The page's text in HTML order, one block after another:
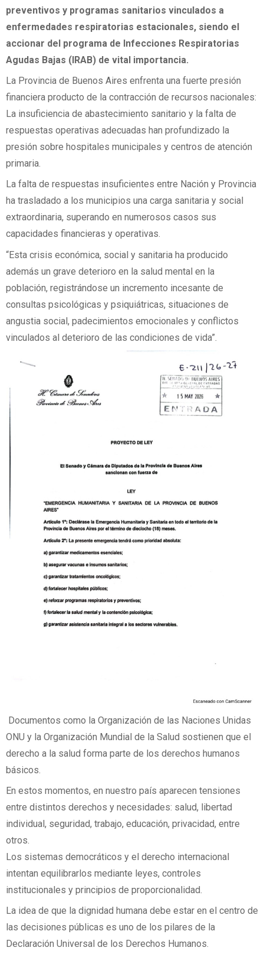
preventivos y programas sanitarios vinculados a
enfermedades respiratorias estacionales, siendo el
accionar del programa de Infecciones Respiratorias
Agudas Bajas (IRAB) de vital importancia.
La Provincia de Buenos Aires enfrenta una fuerte presión
financiera producto de la contracción de recursos nacionales:
La insuficiencia de abastecimiento sanitario y la falta de
respuestas operativas adecuadas han profundizado la
presión sobre hospitales municipales y centros de atención
primaria.
La falta de respuestas insuficientes entre Nación y Provincia
ha trasladado a los municipios una carga sanitaria y social
extraordinaria, superando en numerosos casos sus
capacidades financieras y operativas.
“Esta crisis económica, social y sanitaria ha producido
además un grave deterioro en la salud mental en la
población, registrándose un incremento incesante de
consultas psicológicas y psiquiátricas, situaciones de
angustia social, padecimientos emocionales y conflictos
vinculados al deterioro de las condiciones de vida”.
Documentos como la Organización de las Naciones Unidas
ONU y la Organización Mundial de la Salud sostienen que el
derecho a la salud forma parte de los derechos humanos
básicos.
En estos momentos, en nuestro país aparecen tensiones
entre distintos derechos y necesidades: salud, libertad
individual, seguridad, trabajo, educación, privacidad, entre
otros.
Los sistemas democráticos y el derecho internacional
intentan equilibrarlos mediante leyes, controles
institucionales y principios de proporcionalidad.
La idea de que la dignidad humana debe estar en el centro de
las decisiones públicas es uno de los pilares de la
Declaración Universal de los Derechos Humanos.